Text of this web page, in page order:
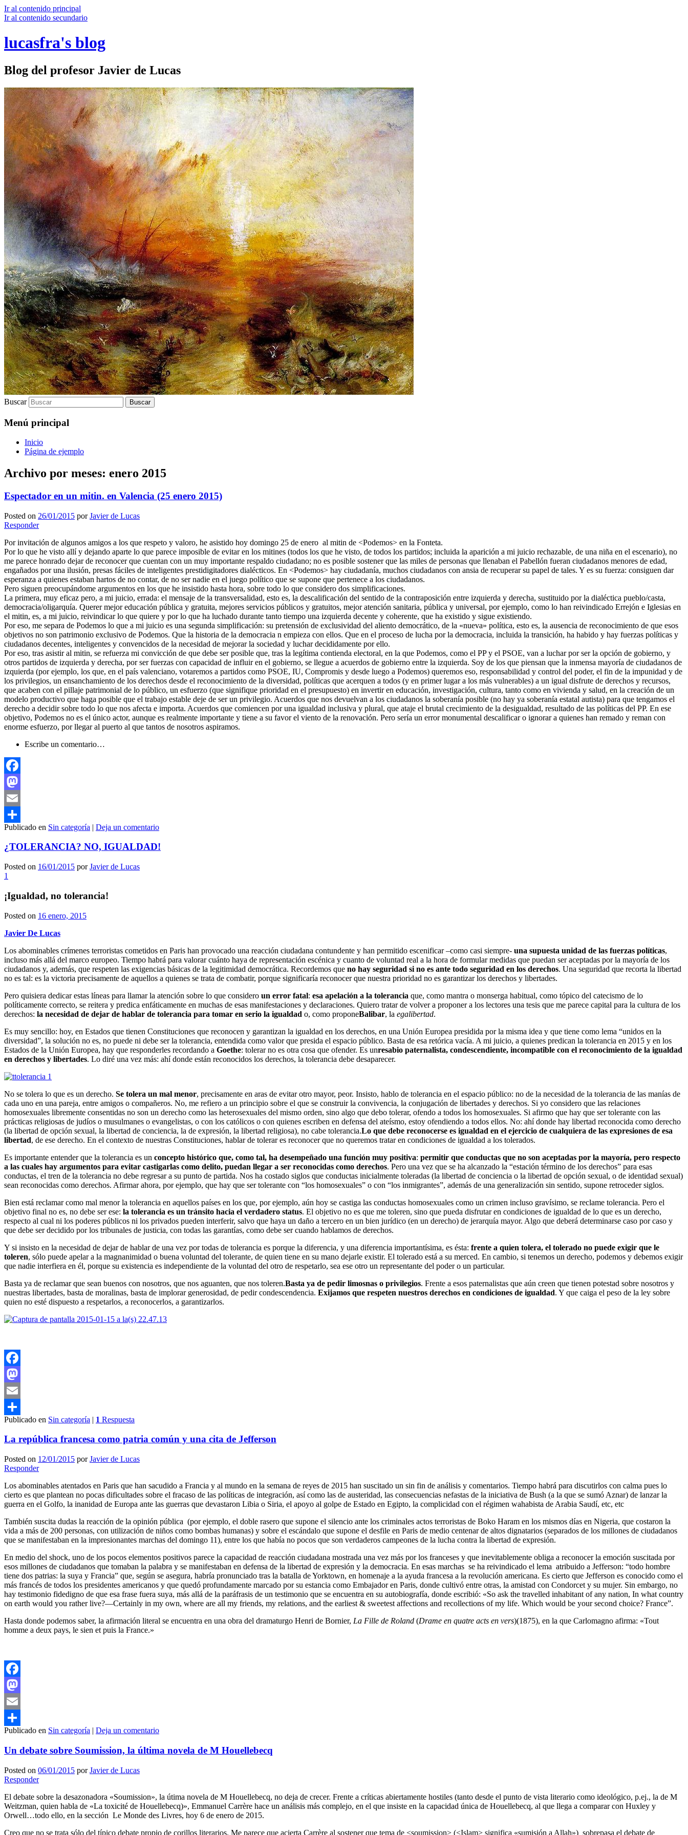
Ir al contenido principal
Ir al contenido secundario
lucasfra's blog
Blog del profesor Javier de Lucas
Buscar
Menú principal
Inicio
Página de ejemplo
Archivo por meses: enero 2015
Espectador en un mitin. en Valencia (25 enero 2015)
Posted on 26/01/2015 porJavier de Lucas
Responder
Por invitación de algunos amigos a los que respeto y valoro, he asistido hoy domingo 25 de enero al mitin de <Podemos> en la Fonteta.
Por lo que he visto allí y dejando aparte lo que parece imposible de evitar en los mitines (todos los que he visto, de todos los partidos; incluida la aparición a mi juicio rechazable, de una niña en el escenario), no
me parece honrado dejar de reconocer que cuentan con un muy importante respaldo ciudadano; no es posible sostener que las miles de personas que llenaban el Pabellón fueran ciudadanos menores de edad,
engañados por una ilusión, presas fáciles de inteligentes prestidigitadores dialécticos. En <Podemos> hay ciudadanía, muchos ciudadanos con ansia de recuperar su papel de tales. Y es su fuerza: consiguen dar
esperanza a quienes estaban hartos de no contar, de no ser nadie en el juego político que se supone que pertenece a los ciudadanos.
Pero siguen preocupándome argumentos en los que he insistido hasta hora, sobre todo lo que considero dos simplificaciones.
La primera, muy eficaz pero, a mi juicio, errada: el mensaje de la transversalidad, esto es, la descalificación del sentido de la contraposición entre izquierda y derecha, sustituido por la dialéctica pueblo/casta,
democracia/oligarquía. Querer mejor educación pública y gratuita, mejores servicios públicos y gratuitos, mejor atención sanitaria, pública y universal, por ejemplo, como lo han reivindicado Errejón e Iglesias en
el mitin, es, a mi juicio, reivindicar lo que quiere y por lo que ha luchado durante tanto tiempo una izquierda decente y coherente, que ha existido y sigue existiendo.
Por eso, me separa de Podemos lo que a mi juicio es una segunda simplificación: su pretensión de exclusividad del aliento democrático, de la «nueva» política, esto es, la ausencia de reconocimiento de que esos
objetivos no son patrimonio exclusivo de Podemos. Que la historia de la democracia n empieza con ellos. Que en el proceso de lucha por la democracia, incluida la transición, ha habido y hay fuerzas políticas y
ciudadanos decentes, inteligentes y convencidos de la necesidad de mejorar la sociedad y luchar decididamente por ello.
Por eso, tras asistir al mitin, se refuerza mi convicción de que debe ser posible que, tras la legítima contienda electoral, en la que Podemos, como el PP y el PSOE, van a luchar por ser la opción de gobierno, y
otros partidos de izquierda y derecha, por ser fuerzas con capacidad de influir en el gobierno, se llegue a acuerdos de gobierno entre la izquierda. Soy de los que piensan que la inmensa mayoría de ciudadanos de
izquierda (por ejemplo, los que, en el país valenciano, votaremos a partidos como PSOE, IU, Compromis y desde luego a Podemos) queremos eso, responsabilidad y control del poder, el fin de la impunidad y de
los privilegios, un ensanchamiento de los derechos desde el reconocimiento de la diversidad, políticas que acerquen a todos (y en primer lugar a los más vulnerables) a un igual disfrute de derechos y recursos,
que acaben con el pillaje patrimonial de lo público, un esfuerzo (que signifique prioridad en el presupuesto) en invertir en educación, investigación, cultura, tanto como en vivienda y salud, en la creación de un
modelo productivo que haga posible que el trabajo estable deje de ser un privilegio. Acuerdos que nos devuelvan a los ciudadanos la soberanía posible (no hay ya soberanía estatal autista) para que tengamos el
derecho a decidir sobre todo lo que nos afecta e importa. Acuerdos que comiencen por una igualdad inclusiva y plural, que ataje el brutal crecimiento de la desigualdad, resultado de las políticas del PP. En ese
objetivo, Podemos no es el único actor, aunque es realmente importante y tiene a su favor el viento de la renovación. Pero sería un error monumental descalificar o ignorar a quienes han remado y reman con
enorme esfuerzo, por llegar al puerto al que tantos de nosotros aspiramos.
Escribe un comentario…
Facebook
Mastodon
Email
Compartir
Publicado en Sin categoría | Deja un comentario
¿TOLERANCIA? NO, IGUALDAD!
Posted on 16/01/2015 porJavier de Lucas
1
¡Igualdad, no tolerancia!
Posted on 16 enero, 2015
Javier De Lucas
Los abominables crímenes terroristas cometidos en Paris han provocado una reacción ciudadana contundente y han permitido escenificar –como casi siempre- una supuesta unidad de las fuerzas políticas,
incluso más allá del marco europeo. Tiempo habrá para valorar cuánto haya de representación escénica y cuanto de voluntad real a la hora de formular medidas que puedan ser aceptadas por la mayoría de los
ciudadanos y, además, que respeten las exigencias básicas de la legitimidad democrática. Recordemos que no hay seguridad si no es ante todo seguridad en los derechos. Una seguridad que recorta la libertad
no es tal: es la victoria precisamente de aquellos a quienes se trata de combatir, porque significaría reconocer que nuestra prioridad no es garantizar los derechos y libertades.
Pero quisiera dedicar estas líneas para llamar la atención sobre lo que considero un error fatal: esa apelación a la tolerancia que, como mantra o monserga habitual, como tópico del catecismo de lo
políticamente correcto, se reitera y predica enfáticamente en muchas de esas manifestaciones y declaraciones. Quiero tratar de volver a proponer a los lectores una tesis que me parece capital para la cultura de los
derechos: la necesidad de dejar de hablar de tolerancia para tomar en serio la igualdad o, como proponeBalibar, la egalibertad.
Es muy sencillo: hoy, en Estados que tienen Constituciones que reconocen y garantizan la igualdad en los derechos, en una Unión Europea presidida por la misma idea y que tiene como lema “unidos en la
diversidad”, la solución no es, no puede ni debe ser la tolerancia, entendida como valor que presida el espacio público. Basta de esa retórica vacía. A mi juicio, a quienes predican la tolerancia en 2015 y en los
Estados de la Unión Europea, hay que responderles recordando a Goethe: tolerar no es otra cosa que ofender. Es unresabio paternalista, condescendiente, incompatible con el reconocimiento de la igualdad
en derechos y libertades. Lo diré una vez más: ahí donde están reconocidos los derechos, la tolerancia debe desaparecer.
No se tolera lo que es un derecho. Se tolera un mal menor, precisamente en aras de evitar otro mayor, peor. Insisto, hablo de tolerancia en el espacio público: no de la necesidad de la tolerancia de las manías de
cada uno en una pareja, entre amigos o compañeros. No, me refiero a un principio sobre el que se construir la convivencia, la conjugación de libertades y derechos. Si yo considero que las relaciones
homosexuales libremente consentidas no son un derecho como las heterosexuales del mismo orden, sino algo que debo tolerar, ofendo a todos los homosexuales. Si afirmo que hay que ser tolerante con las
prácticas religiosas de judíos o musulmanes o evangelistas, o con los católicos o con quienes escriben en defensa del ateísmo, estoy ofendiendo a todos ellos. No: ahí donde hay libertad reconocida como derecho
(la libertad de opción sexual, la libertad de conciencia, la de expresión, la libertad religiosa), no cabe tolerancia.Lo que debe reconocerse es igualdad en el ejercicio de cualquiera de las expresiones de esa
libertad, de ese derecho. En el contexto de nuestras Constituciones, hablar de tolerar es reconocer que no queremos tratar en condiciones de igualdad a los tolerados.
Es importante entender que la tolerancia es un concepto histórico que, como tal, ha desempeñado una función muy positiva: permitir que conductas que no son aceptadas por la mayoría, pero respecto
a las cuales hay argumentos para evitar castigarlas como delito, puedan llegar a ser reconocidas como derechos. Pero una vez que se ha alcanzado la “estación término de los derechos” para esas
conductas, el tren de la tolerancia no debe regresar a su punto de partida. Nos ha costado siglos que conductas inicialmente toleradas (la libertad de conciencia o la libertad de opción sexual, o de identidad sexual)
sean reconocidas como derechos. Afirmar ahora, por ejemplo, que hay que ser tolerante con “los homosexuales” o con “los inmigrantes”, además de una generalización sin sentido, supone retroceder siglos.
Bien está reclamar como mal menor la tolerancia en aquellos países en los que, por ejemplo, aún hoy se castiga las conductas homosexuales como un crimen incluso gravísimo, se reclame tolerancia. Pero el
objetivo final no es, no debe ser ese: la tolerancia es un tránsito hacia el verdadero status. El objetivo no es que me toleren, sino que pueda disfrutar en condiciones de igualdad de lo que es un derecho,
respecto al cual ni los poderes públicos ni los privados pueden interferir, salvo que haya un daño a tercero en un bien jurídico (en un derecho) de jerarquía mayor. Algo que deberá determinarse caso por caso y
que debe ser decidido por los tribunales de justicia, con todas las garantías, como debe ser cuando hablamos de derechos.
Y si insisto en la necesidad de dejar de hablar de una vez por todas de tolerancia es porque la diferencia, y una diferencia importantísima, es ésta: frente a quien tolera, el tolerado no puede exigir que le
toleren, sólo puede apelar a la magnanimidad o buena voluntad del tolerante, de quien tiene en su mano dejarle existir. El tolerado está a su merced. En cambio, si tenemos un derecho, podemos y debemos exigir
que nadie interfiera en él, porque su existencia es independiente de la voluntad del otro de respetarlo, sea ese otro un representante del poder o un particular.
Basta ya de reclamar que sean buenos con nosotros, que nos aguanten, que nos toleren.Basta ya de pedir limosnas o privilegios. Frente a esos paternalistas que aún creen que tienen potestad sobre nosotros y
nuestras libertades, basta de moralinas, basta de implorar generosidad, de pedir condescendencia. Exijamos que respeten nuestros derechos en condiciones de igualdad. Y que caiga el peso de la ley sobre
quien no esté dispuesto a respetarlos, a reconocerlos, a garantizarlos.
Facebook
Mastodon
Email
Compartir
Publicado en Sin categoría | 1 Respuesta
La república francesa como patria común y una cita de Jefferson
Posted on 12/01/2015 porJavier de Lucas
Responder
Los abominables atentados en Paris que han sacudido a Francia y al mundo en la semana de reyes de 2015 han suscitado un sin fin de análisis y comentarios. Tiempo habrá para discutirlos con calma pues lo
cierto es que plantean no pocas dificultades sobre el fracaso de las políticas de integración, así como las de austeridad, las consecuencias nefastas de la iniciativa de Bush (a la que se sumó Aznar) de lanzar la
guerra en el Golfo, la inanidad de Europa ante las guerras que devastaron Libia o Siria, el apoyo al golpe de Estado en Egipto, la complicidad con el régimen wahabista de Arabia Saudí, etc, etc
También suscita dudas la reacción de la opinión pública (por ejemplo, el doble rasero que supone el silencio ante los criminales actos terroristas de Boko Haram en los mismos días en Nigeria, que costaron la
vida a más de 200 personas, con utilización de niños como bombas humanas) y sobre el escándalo que supone el desfile en Paris de medio centenar de altos dignatarios (separados de los millones de ciudadanos
que se manifestaban en la impresionantes marchas del domingo 11), entre los que había no pocos que son verdaderos campeones de la lucha contra la libertad de expresión.
En medio del shock, uno de los pocos elementos positivos parece la capacidad de reacción ciudadana mostrada una vez más por los franceses y que inevitablemente obliga a reconocer la emoción suscitada por
esos millones de ciudadanos que tomaban la palabra y se manifestaban en defensa de la libertad de expresión y la democracia. En esas marchas se ha reivindicado el lema atribuido a Jefferson: “todo hombre
tiene dos patrias: la suya y Francia” que, según se asegura, habría pronunciado tras la batalla de Yorktown, en homenaje a la ayuda francesa a la revolución americana. Es cierto que Jefferson es conocido como el
más francés de todos los presidentes americanos y que quedó profundamente marcado por su estancia como Embajador en Paris, donde cultivó entre otras, la amistad con Condorcet y su mujer. Sin embargo, no
hay testimonio fidedigno de que esa frase fuera suya, más allá de la paráfrasis de un testimonio que se encuentra en su autobiografía, donde escribió: «So ask the travelled inhabitant of any nation, In what country
on earth would you rather live?—Certainly in my own, where are all my friends, my relations, and the earliest & sweetest affections and recollections of my life. Which would be your second choice? France”.
Hasta donde podemos saber, la afirmación literal se encuentra en una obra del dramaturgo Henri de Bornier, La Fille de Roland (Drame en quatre acts en vers)(1875), en la que Carlomagno afirma: «Tout
homme a deux pays, le sien et puis la France.»
Facebook
Mastodon
Email
Compartir
Publicado en Sin categoría | Deja un comentario
Un debate sobre Soumission, la última novela de M Houellebecq
Posted on 06/01/2015 porJavier de Lucas
Responder
El debate sobre la desazonadora «Soumission», la útima novela de M Houellebecq, no deja de crecer. Frente a críticas abiertamente hostiles (tanto desde el punto de vista literario como ideológico, p.ej., la de M
Weitzman, quien habla de «La toxicité de Houellebecq)», Emmanuel Carrère hace un análisis más complejo, en el que insiste en la capacidad única de Houellebecq, al que llega a comparar con Huxley y
Orwell…todo ello, en la sección Le Monde des Livres, hoy 6 de enero de 2015.
Creo que no se trata sólo del típico debate propio de corillos literarios. Me parece que acierta Carrère al sostener que tema de <soumission> (<Islam> significa «sumisión a Allah») sobrepasa el debate de